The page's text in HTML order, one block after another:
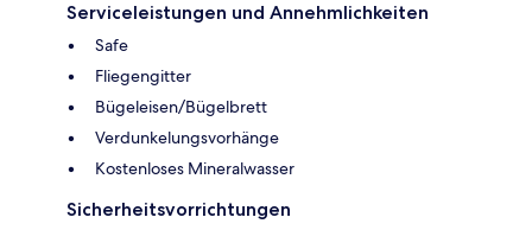
Serviceleistungen und Annehmlichkeiten
Safe
Fliegengitter
Bügeleisen/Bügelbrett
Verdunkelungsvorhänge
Kostenloses Mineralwasser
Sicherheitsvorrichtungen